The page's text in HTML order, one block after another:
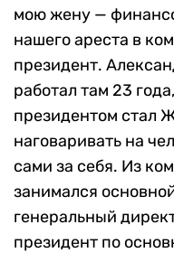
мою жену —
нашего ареста в
президент.
работал там 23
президентом стал
наговаривать на
сами за себя. Из
занимался
генеральный
президент по